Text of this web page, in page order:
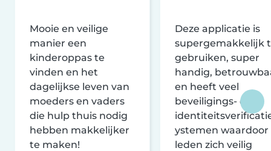
Mooie en veilige
manier een
kinderoppas te
vinden en het
dagelijkse leven van
moeders en vaders
die hulp thuis nodig
hebben makkelijker
te maken!
Deze applicatie is
supergemakkelijk
gebruiken, super
handig,
en heeft veel
beveiligings- en
ystemen waardoor
leden zich veilig